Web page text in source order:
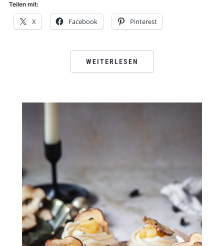
Teilen mit:
X Facebook Pinterest
WEITERLESEN